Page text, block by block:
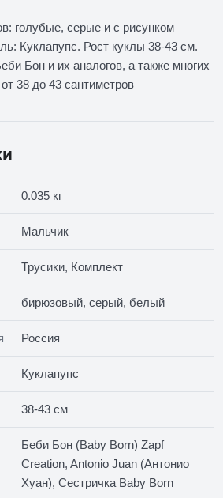
голубые, серые и с рисунком
Куклапупс. Рост куклы 38-43 см.
Бон и их аналогов, а также многих
38 до 43 сантиметров
0.035 кг
Мальчик
Трусики, Комплект
бирюзовый,серый, белый
Россия
Куклапупс
38-43 см
Беби Бон (Baby Born) Zapf
Creation, Antonio Juan (Антонио
Хуан), Сестричка Baby Born